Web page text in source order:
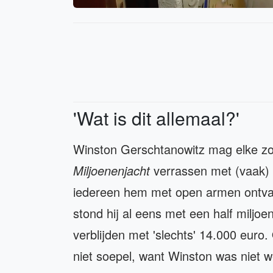
'Wat is dit allemaal?'
Winston Gerschtanowitz mag elke
Miljoenenjachtverrassen met (vaak)
iedereen hem met open armen
stond hij al eens met een half
verblijden met 'slechts' 14.000
niet soepel, want Winston was niet